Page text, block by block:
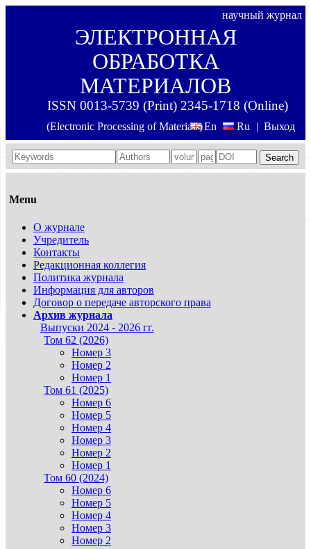
научный журнал
ЭЛЕКТРОННАЯ
ОБРАБОТКА
МАТЕРИАЛОВ
ISSN 0013-5739 (Print) 2345-1718 (Online)
(Electronic Processing of Materials) Выход
En Ru |
Search
Menu
О журнале
Учредитель
Контакты
Редакционная коллегия
Политика журнала
Информация для авторов
Договор о передаче авторского права
Архив журнала
Выпуски 2024 - 2026 гг.
Том 62 (2026)
Номер 3
Номер 2
Номер 1
Том 61 (2025)
Номер 6
Номер 5
Номер 4
Номер 3
Номер 2
Номер 1
Том 60 (2024)
Номер 6
Номер 5
Номер 4
Номер 3
Номер 2